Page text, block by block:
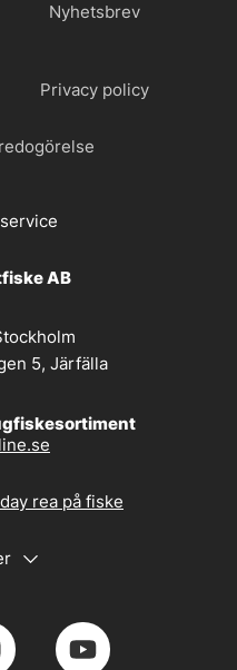
Nyhetsbrev
Privacy policy
AB
5, Järfälla
rea på fiske